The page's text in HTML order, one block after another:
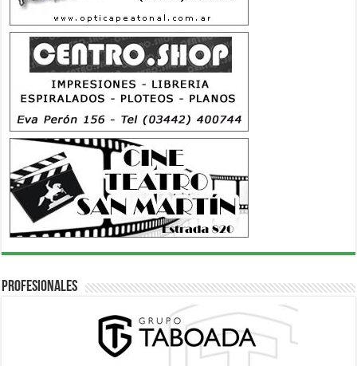
Profesionales